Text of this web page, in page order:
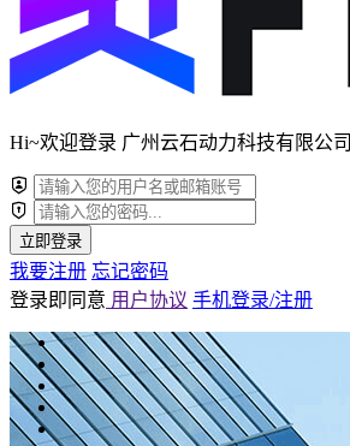
Hi~欢迎登录 广州云石动力科技有限公司
立即登录
我要注册 忘记密码
登录即同意 用户协议 手机登录/注册